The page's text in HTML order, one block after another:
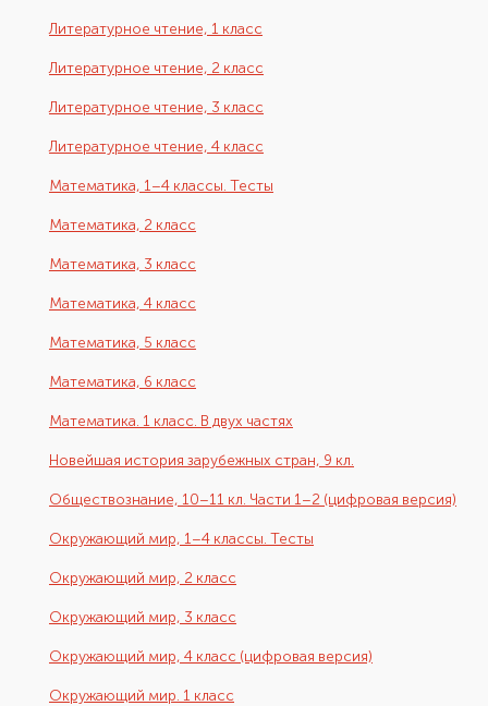
Литературное чтение, 1 класс
Литературное чтение, 2 класс
Литературное чтение, 3 класс
Литературное чтение, 4 класс
Математика, 1–4 классы. Тесты
Математика, 2 класс
Математика, 3 класс
Математика, 4 класс
Математика, 5 класс
Математика, 6 класс
Математика. 1 класс. В двух частях
Новейшая история зарубежных стран, 9 кл.
Обществознание, 10–11 кл. Части 1–2 (цифровая версия)
Окружающий мир, 1–4 классы. Тесты
Окружающий мир, 2 класс
Окружающий мир, 3 класс
Окружающий мир, 4 класс (цифровая версия)
Окружающий мир. 1 класс